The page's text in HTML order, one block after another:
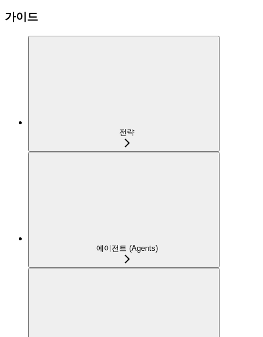
가이드
전략
에이전트 (Agents)